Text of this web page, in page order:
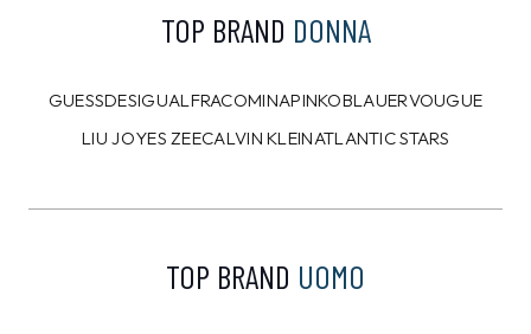
TOP BRAND DONNA
GUESSDESIGUALFRACOMINAPINKOBLAUERVOUGUE
LIU JOYES ZEECALVIN KLEINATLANTIC STARS
TOP BRAND UOMO